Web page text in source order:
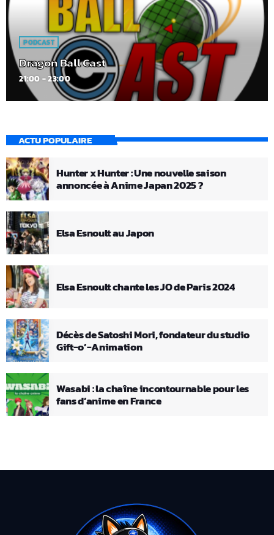
PODCAST
Dragon Ball Cast
21:00 - 23:00
ACTU POPULAIRE
Hunter x Hunter : Une nouvelle saison
annoncée à Anime Japan 2025 ?
Elsa Esnoult au Japon
Elsa Esnoult chante les JO de Paris 2024
Décès de Satoshi Mori, fondateur du studio
Gift-o’-Animation
Wasabi : la chaîne incontournable pour les
fans d’anime en France